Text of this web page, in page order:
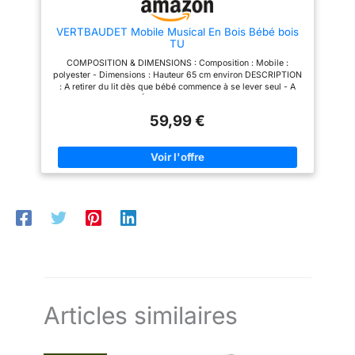
n'hésitez pas à nous contacter.
VERTBAUDET Mobile Musical En Bois Bébé bois
TU
COMPOSITION & DIMENSIONS : Composition : Mobile :
polyester - Dimensions : Hauteur 65 cm environ DESCRIPTION
: A retirer du lit dès que bébé commence à se lever seul - A
monter soi-même DÉTAILS : Mobile musical comprenant 5
lapin, un chat et une pomme ATOUTS : Livré dans une boîte
gigoteuses, parure et tour de lit assortis vendus séparément
59,99 €
Articles similaires